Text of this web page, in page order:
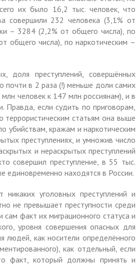
их было 16,2 тыс. человек, что
совершили 232 человека (3,1% от
– 3284 (2,2% от общего числа), по
общего числа), по наркотическим –
доля преступлений, совершённых
почти в 2 раза (!) меньше доли самих
человек к 147 млн россиянам), и в
Правда, если судить по приговорам,
статьям она выше
убийствам, кражам и наркотическим
преступлениях, и умножив число
и нераскрытых преступлений
совершил преступление, в 55 тыс.
единовременно находятся в России.
уголовных преступлений и
не превышает преступности среди
сам факт их миграционного статуса и
уровня совершения опасных для
людей, как носители определённого
как отдельный, если
факт, который должны принять и